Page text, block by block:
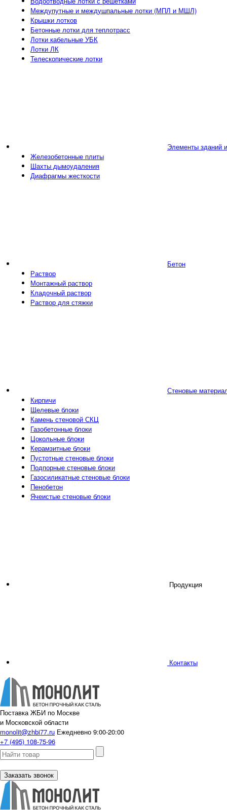
Междупутные и междушпальные лотки (МПЛ и МШЛ)
Крышки лотков
Бетонные лотки для теплотрасс
Лотки кабельные УБК
Лотки ЛК
Телескопические лотки
Элементы зданий
Железобетонные плиты
Шахты дымоудаления
Диафрагмы жесткости
Бетон
Раствор
Монтажный раствор
Кладочный раствор
Раствор для стяжки
Стеновые
Кирпичи
Щелевые блоки
Камень стеновой СКЦ
Газобетонные блоки
Цокольные блоки
Керамзитные блоки
Пустотные стеновые блоки
Подпорные стеновые блоки
Газосиликатные стеновые блоки
Пенобетон
Ячеистые стеновые блоки
Продукция
Контакты
Поставка ЖБИ по Москве
и Московской области
monolit@zhbi77.ru Ежедневно 9:00-20:00
+7 (495) 108-75-96
Заказать звонок